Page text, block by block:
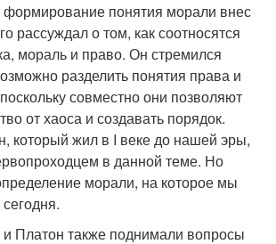
понятия морали внес
рассуждал о том, как соотносятся
мораль и право. Он стремился
разделить понятия права и
совместно они позволяют
от хаоса и создавать порядок.
который жил в I веке до нашей эры,
в данной теме. Но
морали, на которое мы
Платон также поднимали вопросы